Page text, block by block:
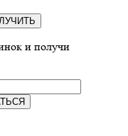
и получи